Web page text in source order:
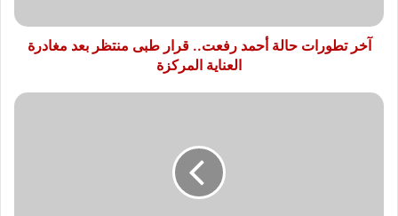
بعد
مغادرة
آخر تطورات حالة أحمد رفعت.. قرار طبى منتظر بعد مغادرة
العناية المركزة
تضامنا